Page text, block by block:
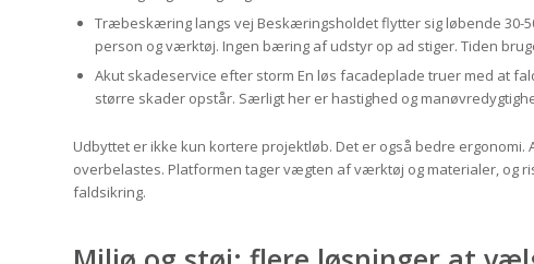
Træbeskæring langs vej Beskæringsholdet flytter sig løbende 30-
person og værktøj. Ingen bæring af udstyr op ad stiger. Tiden
Akut skadeservice efter storm En løs facadeplade truer med at
større skader opstår. Særligt her er hastighed og
Udbyttet er ikke kun kortere projektløb. Det er også bedre
overbelastes. Platformen tager vægten af værktøj og materialer, og
faldsikring.